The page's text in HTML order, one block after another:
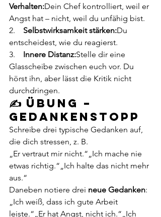
Verhalten:Dein Chef kontrolliert, weil er
Angst hat – nicht, weil du unfähig bist.
2. Selbstwirksamkeit stärken:Du
entscheidest, wie du reagierst.
3. Innere Distanz:Stelle dir eine
Glasscheibe zwischen euch vor. Du
hörst ihn, aber lässt die Kritik nicht
durchdringen.
✍️ Übung –
Gedankenstopp
Schreibe drei typische Gedanken auf,
die dich stressen, z. B.
„Er vertraut mir nicht.“„Ich mache nie
etwas richtig.“„Ich halte das nicht mehr
aus.“
Daneben notiere drei neue Gedanken:
„Ich weiß, dass ich gute Arbeit
leiste.“„Er hat Angst, nicht ich.“„Ich